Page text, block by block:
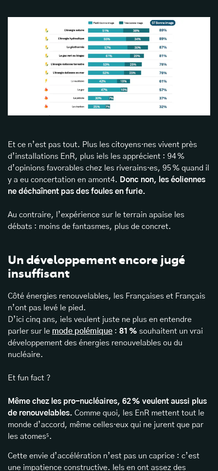
Et ce n’est pas tout. Plus les citoyens·nes vivent près
d’installations EnR, plus iels les apprécient : 94 %
d’opinions favorables chez les riverains·es, 95 % quand il
y a eu concertation en amont4. Donc non, les éoliennes
ne déchaînent pas des foules en furie.
Au contraire, l’expérience sur le terrain apaise les
débats : moins de fantasmes, plus de concret.
Un développement encore jugé
insuffisant
Côté énergies renouvelables, les Françaises et Français
n’ont pas levé le pied.
D’ici cinq ans, iels veulent juste ne plus en entendre
parler sur le mode polémique : 81 % souhaitent un vrai
développement des énergies renouvelables ou du
nucléaire.
Et fun fact ?
Même chez les pro-nucléaires, 62 % veulent aussi plus
de renouvelables. Comme quoi, les EnR mettent tout le
monde d’accord, même celles·eux qui ne jurent que par
les atomes⁵.
Cette envie d’accélération n’est pas un caprice : c’est
une impatience constructive. Iels en ont assez des